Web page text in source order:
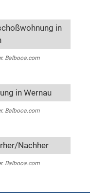
in
Balbooa.com
in Wernau
Balbooa.com
Nachher
Balbooa.com